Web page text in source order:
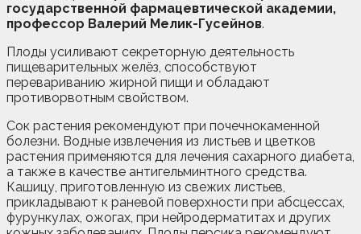
государственной фармацевтической академии,
профессор Валерий Мелик-Гусейнов.
Плоды усиливают секреторную деятельность
пищеварительных желёз, способствуют
перевариванию жирной пищи и обладают
противорвотным свойством.
Сок растения рекомендуют при почечнокаменной
болезни. Водные извлечения из листьев и цветков
растения применяются для лечения сахарного диабета,
а также в качестве антигельминтного средства.
Кашицу, приготовленную из свежих листьев,
прикладывают к раневой поверхности при абсцессах,
фурункулах, ожогах, при нейродерматитах и других